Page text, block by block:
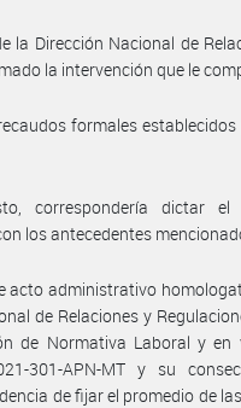
la Dirección Nacional de
la intervención que le
formales establecidos
correspondería dictar el
los antecedentes
acto administrativo
de Relaciones y
de Normativa Laboral y
301-APN-MT y su
de fijar el promedio de